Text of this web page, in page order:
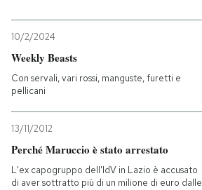
10/2/2024
Weekly Beasts
Con servali, vari rossi, manguste, furetti e
pellicani
13/11/2012
Perché Maruccio è stato arrestato
L'ex capogruppo dell'IdV in Lazio è accusato
di aver sottratto più di un milione di euro dalle